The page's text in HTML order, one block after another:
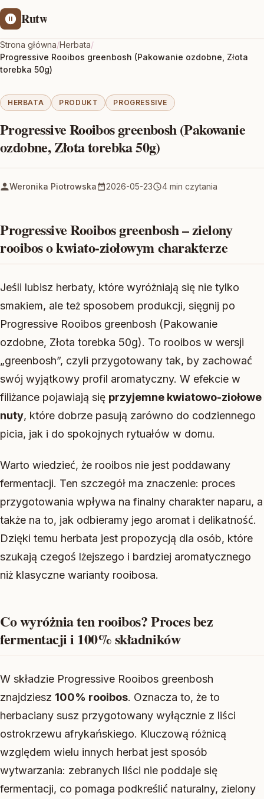
Rutw
Strona główna/Herbata/
Progressive Rooibos greenbosh (Pakowanie ozdobne, Złota
torebka 50g)
HERBATA PRODUKT PROGRESSIVE
Progressive Rooibos greenbosh (Pakowanie
ozdobne, Złota torebka 50g)
Weronika Piotrowska 2026-05-23 4 min czytania
Progressive Rooibos greenbosh – zielony
rooibos o kwiato-ziołowym charakterze
Jeśli lubisz herbaty, które wyróżniają się nie tylko
smakiem, ale też sposobem produkcji, sięgnij po
Progressive Rooibos greenbosh (Pakowanie
ozdobne, Złota torebka 50g). To rooibos w wersji
„greenbosh”, czyli przygotowany tak, by zachować
swój wyjątkowy profil aromatyczny. W efekcie w
filiżance pojawiają się przyjemne kwiatowo-ziołowe
nuty, które dobrze pasują zarówno do codziennego
picia, jak i do spokojnych rytuałów w domu.
Warto wiedzieć, że rooibos nie jest poddawany
fermentacji. Ten szczegół ma znaczenie: proces
przygotowania wpływa na finalny charakter naparu, a
także na to, jak odbieramy jego aromat i delikatność.
Dzięki temu herbata jest propozycją dla osób, które
szukają czegoś lżejszego i bardziej aromatycznego
niż klasyczne warianty rooibosa.
Co wyróżnia ten rooibos? Proces bez
fermentacji i 100% składników
W składzie Progressive Rooibos greenbosh
znajdziesz 100% rooibos. Oznacza to, że to
herbaciany susz przygotowany wyłącznie z liści
ostrokrzewu afrykańskiego. Kluczową różnicą
względem wielu innych herbat jest sposób
wytwarzania: zebranych liści nie poddaje się
fermentacji, co pomaga podkreślić naturalny, zielony